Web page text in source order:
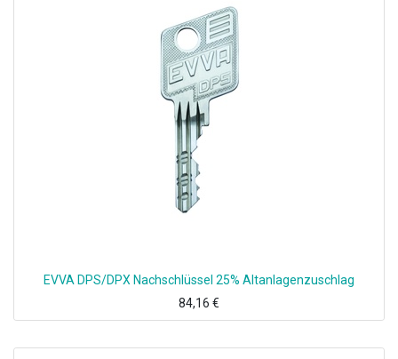
EVVA DPS/DPX Nachschlüssel 25% Altanlagenzuschlag
84,16 €